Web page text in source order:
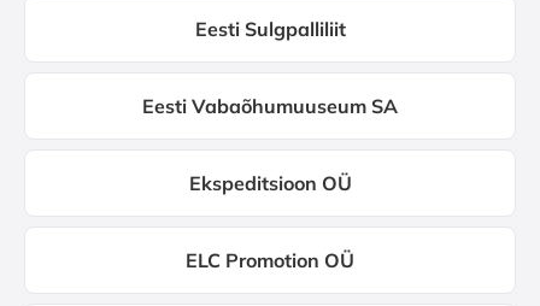
Eesti Sulgpalliliit
Eesti Vabaõhumuuseum SA
Ekspeditsioon OÜ
ELC Promotion OÜ